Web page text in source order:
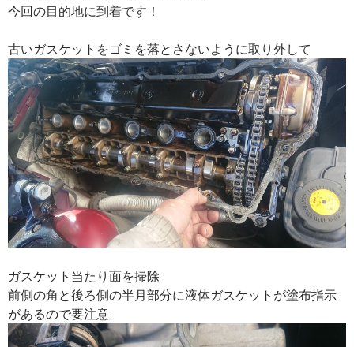
今回の目的地に到着です！
古いガスケットをゴミを落とさないように取り外して
ガスケット当たり面を掃除
前側の角と後ろ側の半月部分に液体ガスケットが塗布指示
があるので要注意